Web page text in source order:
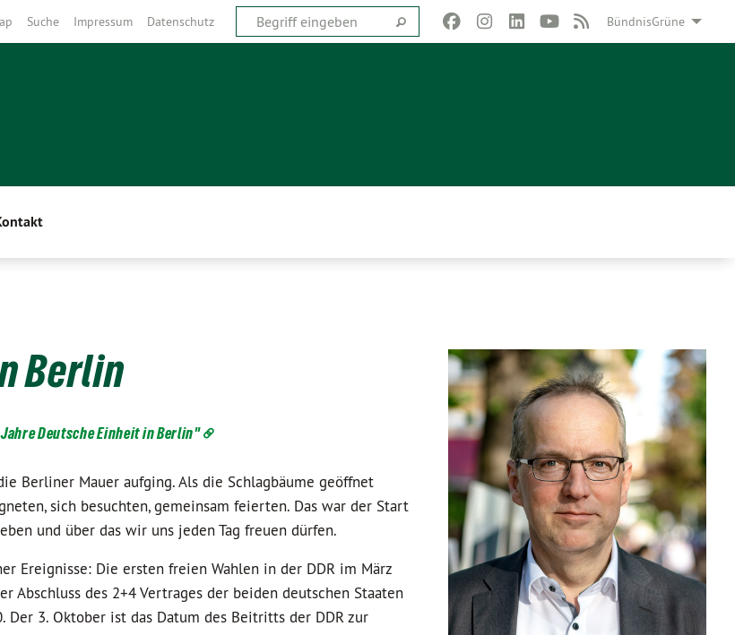
BündnisGrüne
Suche Impressum Datenschutz
Berlin
Deutsche Einheit in Berlin"
Berliner Mauer aufging. Als die Schlagbäume geöffnet
sich besuchten, gemeinsam feierten. Das war der Start
und über das wir uns jeden Tag freuen dürfen.
Ereignisse: Die ersten freien Wahlen in der DDR im März
Abschluss des 2+4 Vertrages der beiden deutschen Staaten
3. Oktober ist das Datum des Beitritts der DDR zur